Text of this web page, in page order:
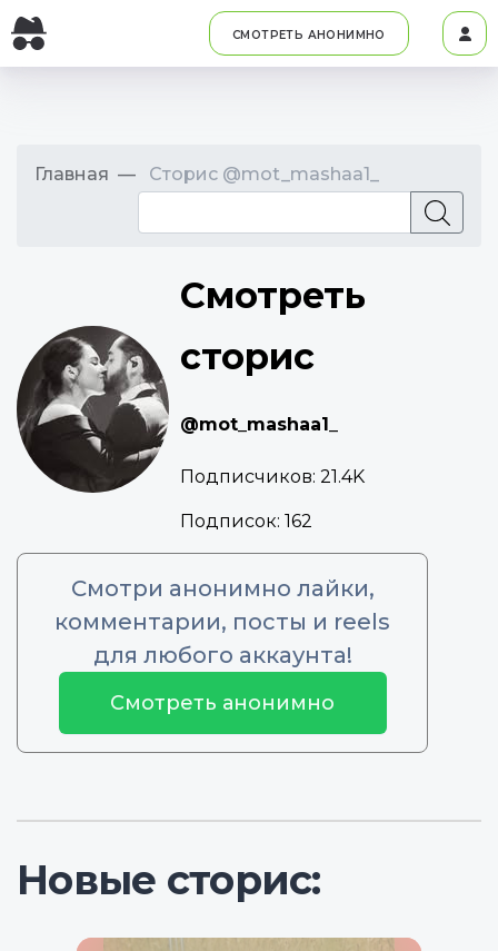
СМОТРЕТЬ АНОНИМНО
Главная Сторис @mot_mashaa1_
Смотреть
сторис
@mot_mashaa1_
Подписчиков: 21.4K
Подписок: 162
Смотри анонимно лайки,
комментарии, посты и reels
для любого аккаунта!
Смотреть анонимно
Новые сторис: